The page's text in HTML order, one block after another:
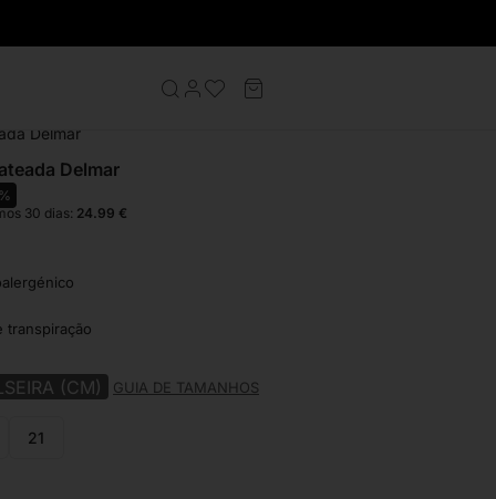
Delmar
Delmar
30 dias: 24.99 €
transpiração
(CM) GUIA DE TAMANHOS
21